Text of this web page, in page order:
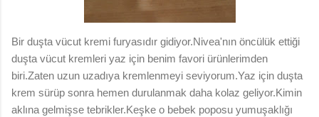
Bir duşta vücut kremi furyasıdır gidiyor.Nivea'nın öncülük ettiği
duşta vücut kremleri yaz için benim favori ürünlerimden
biri.Zaten uzun uzadıya kremlenmeyi seviyorum.Yaz için duşta
krem sürüp sonra hemen durulanmak daha kolaz geliyor.Kimin
aklına gelmişse tebrikler.Keşke o bebek poposu yumuşaklığı